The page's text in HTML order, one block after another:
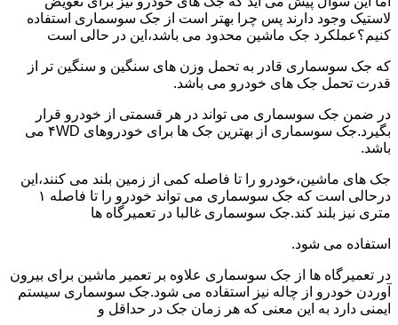
لاستیک وجود دارند پس چرا بهتر است از جک سوسماری استفاده
کنیم؟عملکرد جک ماشین محدود می باشد،این در حالی است
که جک سوسماری قادر به تحمل وزن های سنگین و سنگین تر از
قدرت تحمل جک های خودرو می باشد.
در ضمن جک سوسماری می تواند در هر قسمتی از خودرو قرار
بگیرد.جک سوسماری از بهترین جک ها برای خودروهای ۴WD می
باشد.
جک های ماشین،خودرو را تا فاصله کمی از زمین بلند می کنند،این
درحالی است که جک سوسماری می تواند خودرو را تا فاصله ۱
متری نیز بلند کند.جک سوسماری غالبا در تعمیرگاه ها
استفاده می شود.
در تعمیرگاه ها از جک سوسماری علاوه بر تعمیر ماشین برای بیرون
آوردن خودرو از چاله نیز استفاده می شود.جک سوسماری سیستم
ایمنی دارد به این معنی که هر زمان جک در حداقل و